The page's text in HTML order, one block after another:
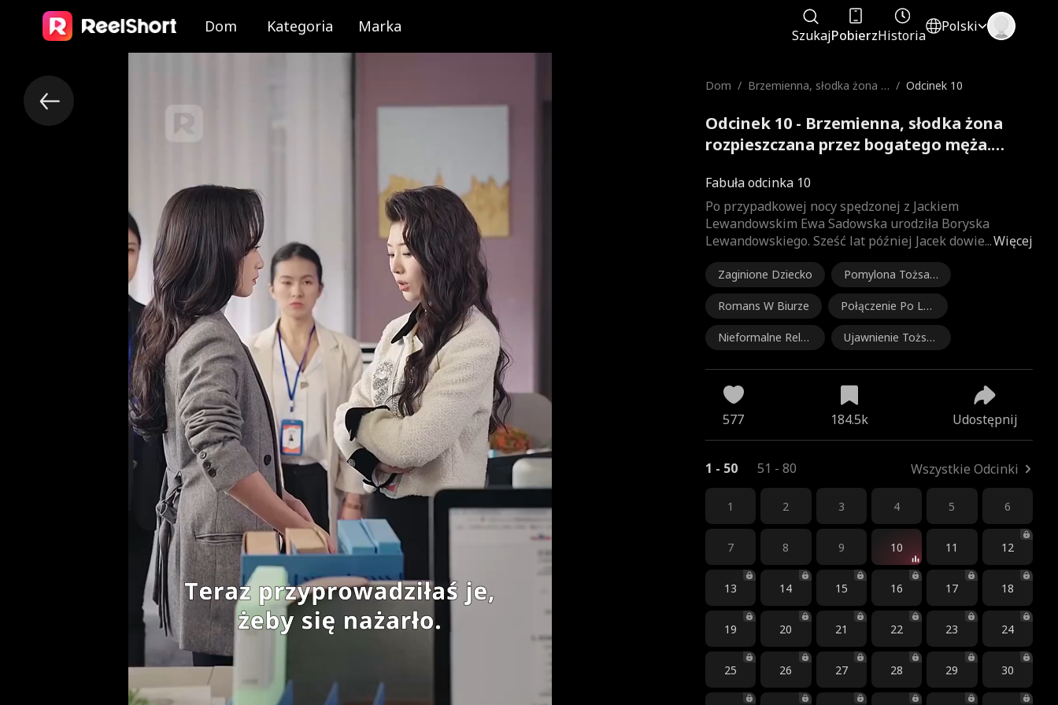
Dom Kategoria Marka SzukajPobierzHistoria
Polski
Dom / Brzemienna, słodka żona r
go męża.
/ Odcinek 10
Odcinek 10 - Brzemienna, słodka żona
rozpieszczana przez bogatego męża.
Fabuła odcinka 10
Więcej
Po przypadkowej nocy spędzonej z Jackiem
Lewandowskim Ewa Sadowska urodziła Boryska
Lewandowskiego. Sześć lat później Jacek dowie...
Zaginione Dziecko
Pomylona Tożsa
mość
Romans W Biurze
Połączenie Po Lat
ach
Nieformalne Relac
Ujawnienie Tożsa
577 184.5k Udostępnij
1 - 50 51 - 80 Wszystkie Odcinki
1 2 3 4 5 6
7 8 9 10 11 12
13 14 15 16 17 18
19 20 21 22 23 24
25 26 27 28 29 30